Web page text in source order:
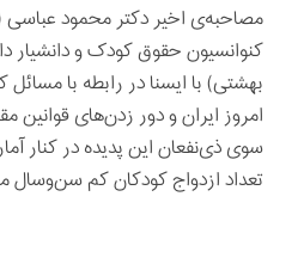
مصاحبه‌ی اخیر دکتر محمود عباسی
کنوانسیون حقوق کودک و دانشیار
بهشتی) با ایسنا در رابطه با
امروز ایران و دور زدن‌های قوانین
سوی ذی‌نفعان این پدیده در کنار
تعداد ازدواج کودکان کم سن‌و‌سال